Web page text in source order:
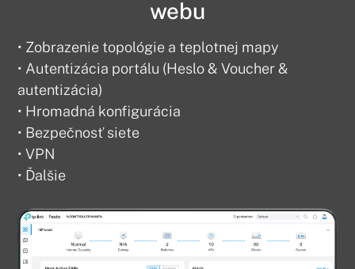
webu
• Zobrazenie topológie a teplotnej mapy
• Autentizácia portálu (Heslo & Voucher &
autentizácia)
• Hromadná konfigurácia
• Bezpečnosť siete
• VPN
• Ďalšie